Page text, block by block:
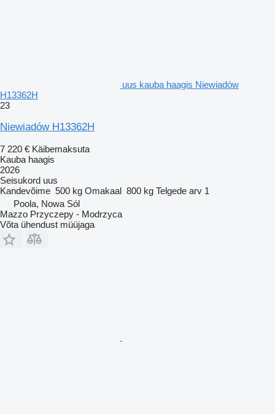
uus kauba haagis Niewiadów
H13362H
23
Niewiadów H13362H
7 220 € Käibemaksuta
Kauba haagis
2026
Seisukord uus
Kandevõime 500 kg Omakaal 800 kg Telgede arv 1
Poola, Nowa Sól
Mazzo Przyczepy - Modrzyca
Võta ühendust müüjaga